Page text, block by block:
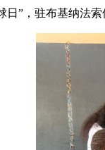
日”，驻布基纳法